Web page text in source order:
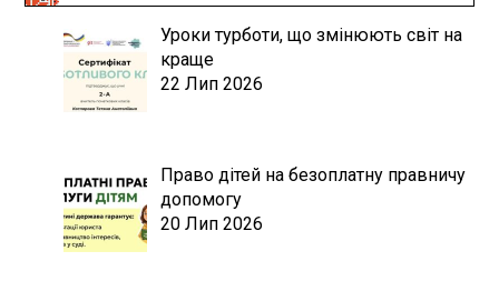
Уроки турботи, що змінюють світ на
краще
22 Лип 2026
Право дітей на безоплатну правничу
допомогу
20 Лип 2026